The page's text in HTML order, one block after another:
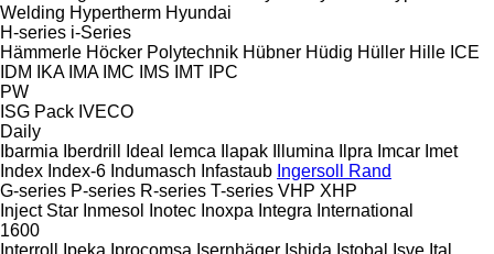
Welding Hypertherm Hyundai
H-series i-Series
Hämmerle Höcker Polytechnik Hübner Hüdig Hüller Hille ICE
IDM
IKA IMA IMC IMS IMT IPC
PW
ISG Pack IVECO
Daily
Ibarmia
Iberdrill Ideal Iemca Ilapak Illumina Ilpra Imcar Imet
Index Index-6 Indumasch Infastaub Ingersoll Rand
G-series P-series R-series T-series VHP XHP
Inject Star Inmesol Inotec Inoxpa Integra International
1600
Interroll
Ipeka Iprocomsa Isernhäger Ishida Istobal Isve Ital